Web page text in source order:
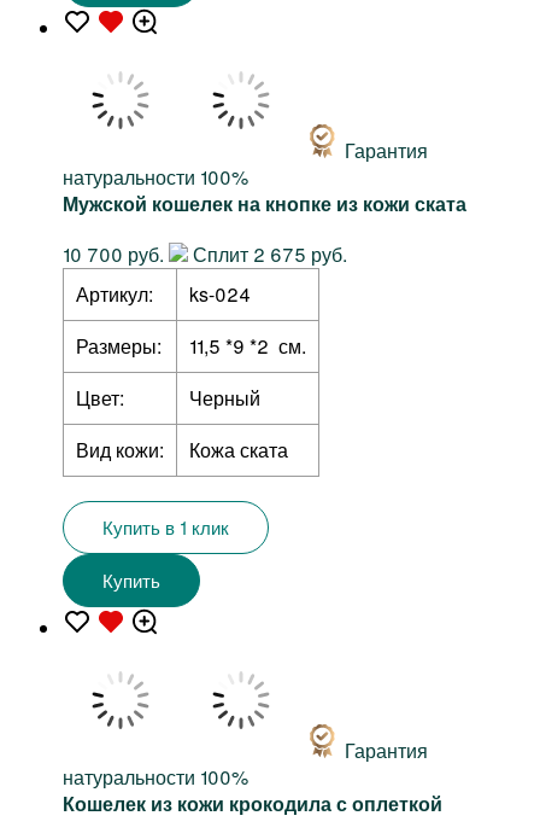
Гарантия
натуральности 100%
Мужской кошелек на кнопке из кожи ската
10 700 руб.
Сплит 2 675 руб.
Артикул:
ks-024
Размеры:
11,5 *9 *2 см.
Цвет:
Черный
Вид кожи:
Кожа ската
Купить в 1 клик
Купить
Гарантия
натуральности 100%
Кошелек из кожи крокодила с оплеткой